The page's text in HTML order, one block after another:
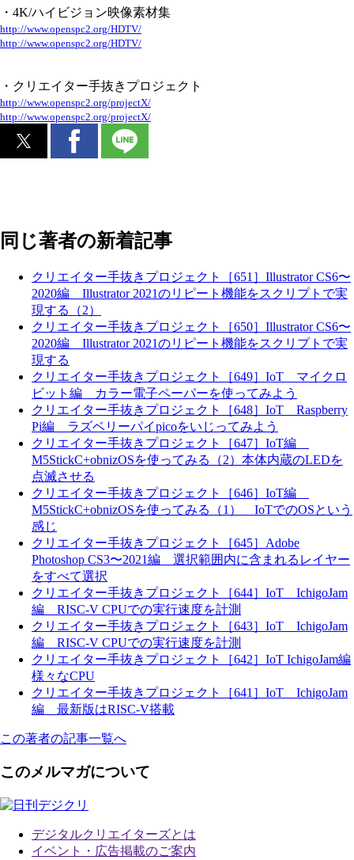
・4K/ハイビジョン映像素材集
http://www.openspc2.org/HDTV/
http://www.openspc2.org/HDTV/
・クリエイター手抜きプロジェクト
http://www.openspc2.org/projectX/
http://www.openspc2.org/projectX/
同じ著者の新着記事
クリエイター手抜きプロジェクト［651］Illustrator CS6〜
2020編 Illustrator 2021のリピート機能をスクリプトで実
現する（2）
クリエイター手抜きプロジェクト［650］Illustrator CS6〜
2020編 Illustrator 2021のリピート機能をスクリプトで実
現する
クリエイター手抜きプロジェクト［649］IoT マイクロ
ビット編 カラー電子ペーパーを使ってみよう
クリエイター手抜きプロジェクト［648］IoT Raspberry
Pi編 ラズベリーパイpicoをいじってみよう
クリエイター手抜きプロジェクト［647］IoT編
M5StickC+obnizOSを使ってみる（2）本体内蔵のLEDを
点滅させる
クリエイター手抜きプロジェクト［646］IoT編
M5StickC+obnizOSを使ってみる（1） IoTでのOSという
感じ
クリエイター手抜きプロジェクト［645］Adobe
Photoshop CS3〜2021編 選択範囲内に含まれるレイヤー
をすべて選択
クリエイター手抜きプロジェクト［644］IoT IchigoJam
編 RISC-V CPUでの実行速度を計測
クリエイター手抜きプロジェクト［643］IoT IchigoJam
編 RISC-V CPUでの実行速度を計測
クリエイター手抜きプロジェクト［642］IoT IchigoJam編
様々なCPU
クリエイター手抜きプロジェクト［641］IoT IchigoJam
編 最新版はRISC-V搭載
この著者の記事一覧へ
このメルマガについて
デジタルクリエイターズとは
イベント・広告掲載のご案内